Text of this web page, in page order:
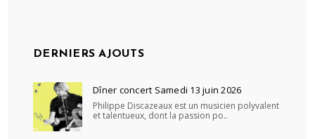
DERNIERS AJOUTS
Dîner concert Samedi 13 juin 2026
Philippe Discazeaux est un musicien polyvalent
et talentueux, dont la passion po..